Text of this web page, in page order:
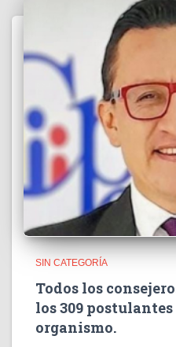
SIN CATEGORÍA
Todos los
los 309
organismo.